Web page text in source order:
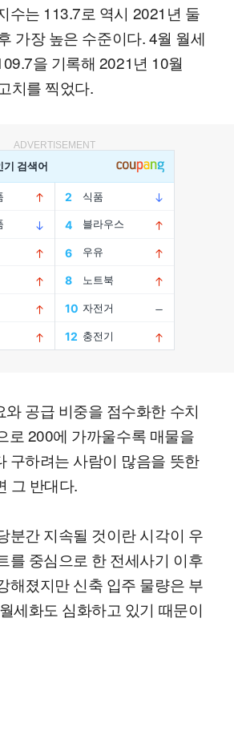
수는 113.7로 역시 2021년 둘
가장 높은 수준이다. 4월 월세
을 기록해 2021년 10월
치를 찍었다.
ADVERTISEMENT
공급 비중을 점수화한 수치
로 200에 가까울수록 매물을
구하려는 사람이 많음을 뜻한
그 반대다.
분간 지속될 것이란 시각이 우
를 중심으로 한 전세사기 이후
해졌지만 신축 입주 물량은 부
세화도 심화하고 있기 때문이